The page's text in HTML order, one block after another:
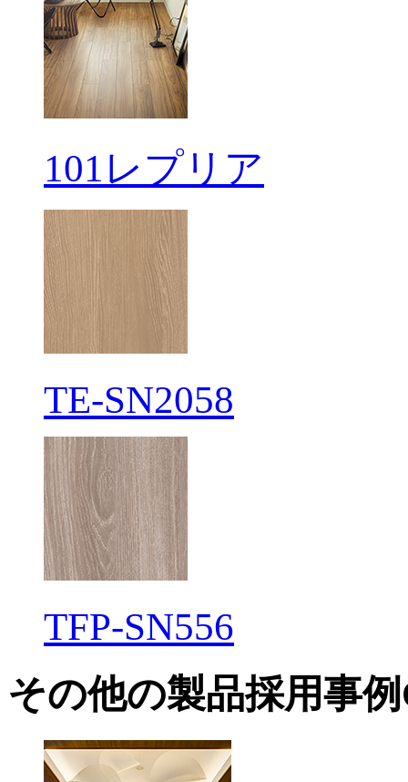
101レプリア
TE-SN2058
TFP-SN556
その他の製品採用事例